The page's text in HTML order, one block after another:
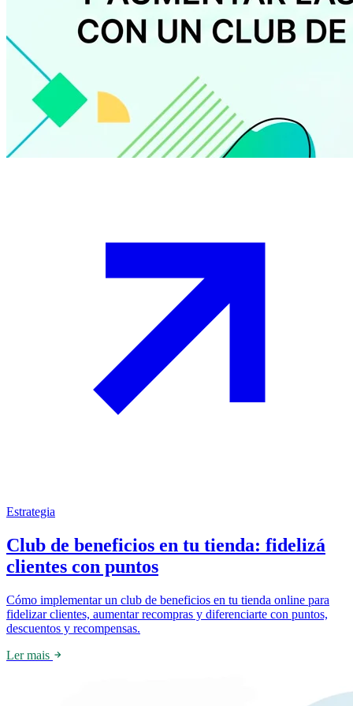
Estrategia
Club de beneficios en tu tienda: fidelizá
clientes con puntos
Cómo implementar un club de beneficios en tu tienda online para
fidelizar clientes, aumentar recompras y diferenciarte con puntos,
descuentos y recompensas.
Ler mais